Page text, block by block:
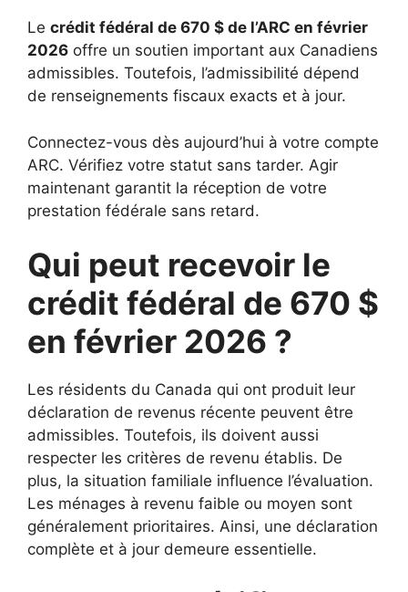
Le crédit fédéral de 670 $ de l’ARC en février
2026 offre un soutien important aux Canadiens
admissibles. Toutefois, l’admissibilité dépend
de renseignements fiscaux exacts et à jour.
Connectez-vous dès aujourd’hui à votre compte
ARC. Vérifiez votre statut sans tarder. Agir
maintenant garantit la réception de votre
prestation fédérale sans retard.
Qui peut recevoir le
crédit fédéral de 670 $
en février 2026 ?
Les résidents du Canada qui ont produit leur
déclaration de revenus récente peuvent être
admissibles. Toutefois, ils doivent aussi
respecter les critères de revenu établis. De
plus, la situation familiale influence l’évaluation.
Les ménages à revenu faible ou moyen sont
généralement prioritaires. Ainsi, une déclaration
complète et à jour demeure essentielle.